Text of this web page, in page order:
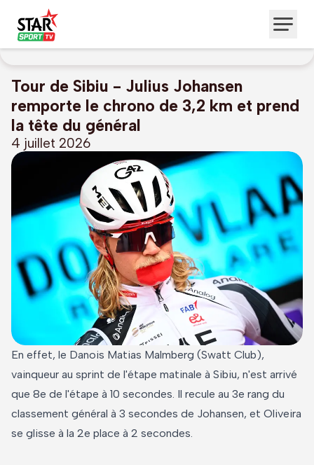
Tour de Sibiu - Julius Johansen
remporte le chrono de 3,2 km et prend
la tête du général
4 juillet 2026
En effet, le Danois Matias Malmberg (Swatt Club),
vainqueur au sprint de l'étape matinale à Sibiu, n'est arrivé
que 8e de l'étape à 10 secondes. Il recule au 3e rang du
classement général à 3 secondes de Johansen, et Oliveira
se glisse à la 2e place à 2 secondes.